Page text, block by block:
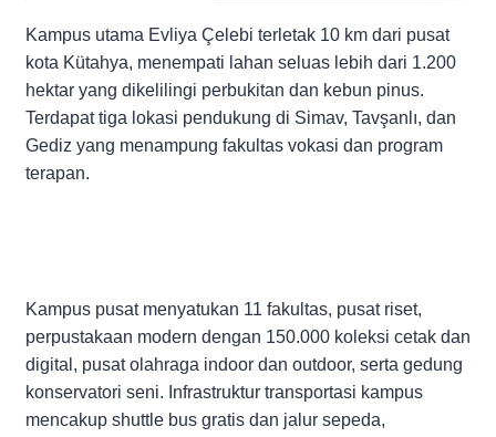
Kampus utama Evliya Çelebi terletak 10 km dari pusat
kota Kütahya, menempati lahan seluas lebih dari 1.200
hektar yang dikelilingi perbukitan dan kebun pinus.
Terdapat tiga lokasi pendukung di Simav, Tavşanlı, dan
Gediz yang menampung fakultas vokasi dan program
terapan.
Kampus pusat menyatukan 11 fakultas, pusat riset,
perpustakaan modern dengan 150.000 koleksi cetak dan
digital, pusat olahraga indoor dan outdoor, serta gedung
konservatori seni. Infrastruktur transportasi kampus
mencakup shuttle bus gratis dan jalur sepeda,